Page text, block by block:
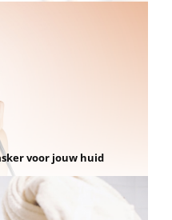
voor jouw huid